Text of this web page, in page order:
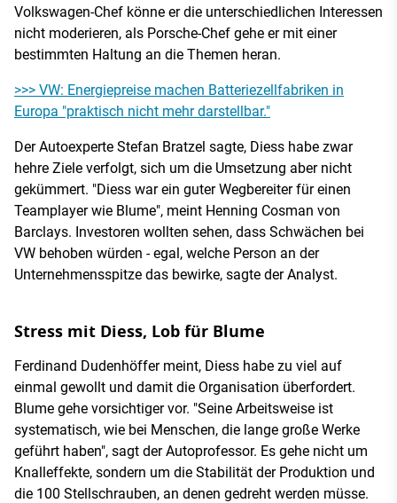
Volkswagen-Chef könne er die unterschiedlichen Interessen
nicht moderieren, als Porsche-Chef gehe er mit einer
bestimmten Haltung an die Themen heran.
>>> VW: Energiepreise machen Batteriezellfabriken in
Europa "praktisch nicht mehr darstellbar."
Der Autoexperte Stefan Bratzel sagte, Diess habe zwar
hehre Ziele verfolgt, sich um die Umsetzung aber nicht
gekümmert. "Diess war ein guter Wegbereiter für einen
Teamplayer wie Blume", meint Henning Cosman von
Barclays. Investoren wollten sehen, dass Schwächen bei
VW behoben würden - egal, welche Person an der
Unternehmensspitze das bewirke, sagte der Analyst.
Stress mit Diess, Lob für Blume
Ferdinand Dudenhöffer meint, Diess habe zu viel auf
einmal gewollt und damit die Organisation überfordert.
Blume gehe vorsichtiger vor. "Seine Arbeitsweise ist
systematisch, wie bei Menschen, die lange große Werke
geführt haben", sagt der Autoprofessor. Es gehe nicht um
Knalleffekte, sondern um die Stabilität der Produktion und
die 100 Stellschrauben, an denen gedreht werden müsse.